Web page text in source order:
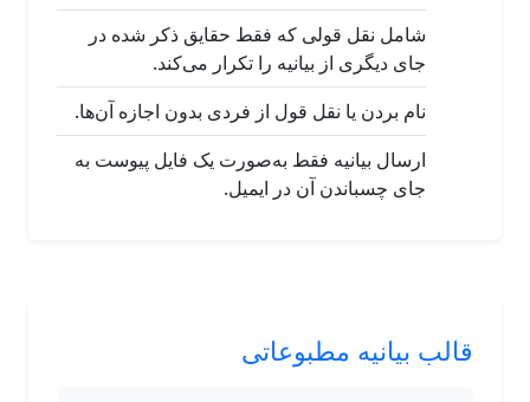
شامل نقل قولی که فقط حقایق ذکر شده در
جای دیگری از بیانیه را تکرار می‌کند.
نام بردن یا نقل قول از فردی بدون اجازه آن‌ها.
ارسال بیانیه فقط به‌صورت یک فایل پیوست به
جای چسباندن آن در ایمیل.
قالب بیانیه مطبوعاتی